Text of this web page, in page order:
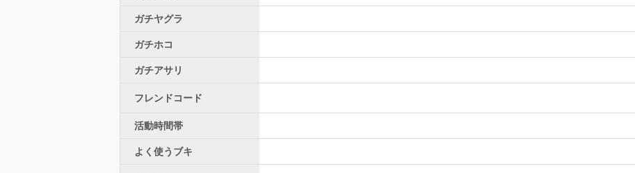
ガチヤグラ
ガチホコ
ガチアサリ
フレンドコード
活動時間帯
よく使うブキ